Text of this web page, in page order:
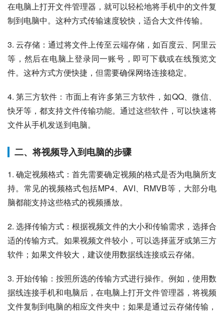
在电脑上打开文件管理器，就可以轻松地将手机中的文件复
制到电脑中。这种方式传输速度较快，适合大文件传输。
3. 云存储：通过将文件上传至云端存储，如百度云、阿里云
等，然后在电脑上登录同一账号，即可下载或在线预览文
件。这种方式方便快捷，但需要确保网络连接稳定。
4. 第三方软件：市面上有许多第三方软件，如QQ、微信、
快牙等，都支持文件传输功能。通过这些软件，可以快速将
文件从手机发送到电脑。
二、将视频导入到电脑的步骤
1. 确定视频格式：首先需要确定视频的格式是否为电脑所支
持。常见的视频格式包括MP4、AVI、RMVB等，大部分电
脑都能支持这些格式的视频播放。
2. 选择传输方式：根据视频文件的大小和传输需求，选择合
适的传输方式。如果视频文件较小，可以选择蓝牙或第三方
软件；如果文件较大，建议使用数据线连接或云存储。
3. 开始传输：按照所选的传输方式进行操作。例如，使用数
据线连接手机和电脑后，在电脑上打开文件管理器，将视频
文件复制到电脑的相应文件夹中；如果是通过云存储传输，